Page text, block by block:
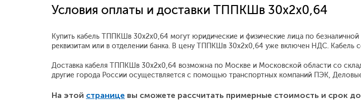
Условия оплаты и доставки ТППКШв 30х2х0,64
Купить кабель ТППКШв 30х2х0,64 могут юридические и физические лица по
реквизитам или в отделении банка. В цену ТППКШв 30х2х0,64 уже включен НДС. Кабель
Доставка кабеля ТППКШв 30х2х0,64 возможна по Москве и Московской области со
другие города России осуществляется с помощью транспортных компаний ПЭК,
На этой странице вы сможете рассчитать примерные стоимость и срок